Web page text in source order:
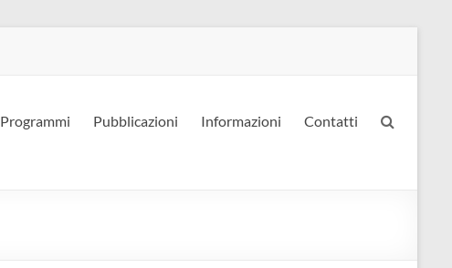
Programmi Pubblicazioni Informazioni Contatti